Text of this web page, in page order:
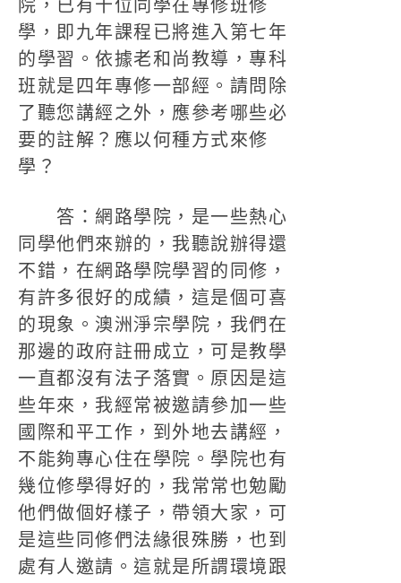
院，已有十位同學在專修班修
學，即九年課程已將進入第七年
的學習。依據老和尚教導，專科
班就是四年專修一部經。請問除
了聽您講經之外，應參考哪些必
要的註解？應以何種方式來修
學？
答：網路學院，是一些熱心
同學他們來辦的，我聽說辦得還
不錯，在網路學院學習的同修，
有許多很好的成績，這是個可喜
的現象。澳洲淨宗學院，我們在
那邊的政府註冊成立，可是教學
一直都沒有法子落實。原因是這
些年來，我經常被邀請參加一些
國際和平工作，到外地去講經，
不能夠專心住在學院。學院也有
幾位修學得好的，我常常也勉勵
他們做個好樣子，帶領大家，可
是這些同修們法緣很殊勝，也到
處有人邀請。這就是所謂環境跟